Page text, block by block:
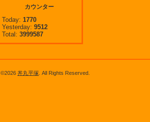
カウンター
Today: 1770
Yesterday: 9512
Total: 3999587
©2026 丼丸平塚 . All Rights Reserved.